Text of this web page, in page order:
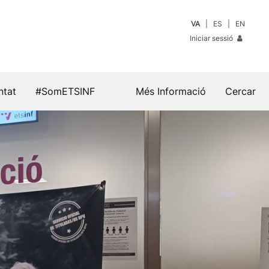
VA ES
EN
Iniciar sessió
#SomETSINF Cercar
Més Informació